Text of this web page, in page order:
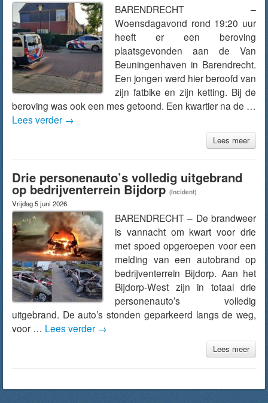
BARENDRECHT –
Woensdagavond rond 19:20 uur
heeft er een beroving
plaatsgevonden aan de Van
Beuningenhaven in Barendrecht.
Een jongen werd hier beroofd van
zijn fatbike en zijn ketting. Bij de
beroving was ook een mes getoond. Een kwartier na de …
Lees verder →
Lees meer
Drie personenauto’s volledig uitgebrand
op bedrijventerrein Bijdorp (Incident)
Vrijdag 5 juni 2026
BARENDRECHT – De brandweer
is vannacht om kwart voor drie
met spoed opgeroepen voor een
melding van een autobrand op
bedrijventerrein Bijdorp. Aan het
Bijdorp-West zijn in totaal drie
personenauto’s volledig
uitgebrand. De auto’s stonden geparkeerd langs de weg,
voor … Lees verder →
Lees meer